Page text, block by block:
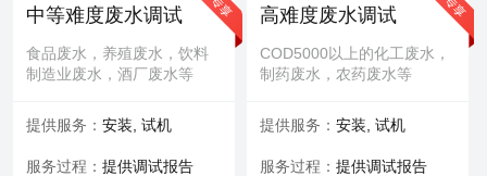
中等难度废水调试
食品废水，养殖废水，饮料
制造业废水，酒厂废水等
提供服务： 安装, 试机
服务过程： 提供调试报告
高难度废水调试
COD5000以上的化工废水，
制药废水，农药废水等
提供服务： 安装, 试机
服务过程： 提供调试报告